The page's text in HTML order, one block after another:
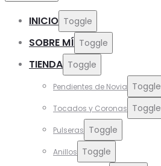
INICIO Toggle
SOBRE MÍ Toggle
TIENDA Toggle
Pendientes de Novia Toggle
Tocados y Coronas Toggle
Pulseras Toggle
Anillos Toggle